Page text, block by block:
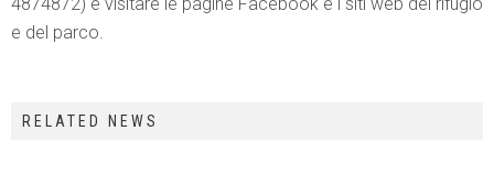
e del parco.
RELATED NEWS